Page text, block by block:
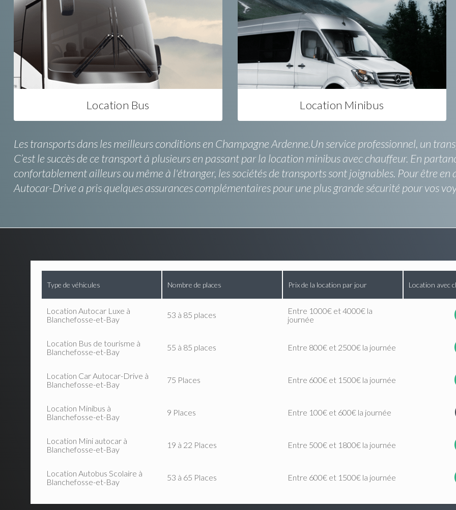
Location Bus Location Minibus
Les transports dans les meilleurs conditions en Champagne Ardenne.Un service professionnel, un
C’est le succès de ce transport à plusieurs en passant par la location minibus avec chauffeur. En
confortablement ailleurs ou même à l'étranger, les sociétés de transports sont joignables. Pour être en
Autocar-Drive a pris quelques assurances complémentaires pour une plus grande sécurité pour vos
Type de véhicules Nombre de places Prix de la location par jour Location avec
Location Autocar Luxe à
Blanchefosse-et-Bay
53 à 85 places
Entre 1000€ et 4000€ la
journée
Location Bus de tourisme à
Blanchefosse-et-Bay
55 à 85 places Entre 800€ et 2500€ la journée
Location Car Autocar-Drive à
Blanchefosse-et-Bay
75 Places Entre 600€ et 1500€ la journée
Location Minibus à
Blanchefosse-et-Bay
9 Places Entre 100€ et 600€ la journée
Location Mini autocar à
Blanchefosse-et-Bay
19 à 22 Places Entre 500€ et 1800€ la journée
Location Autobus Scolaire à
Blanchefosse-et-Bay
53 à 65 Places Entre 600€ et 1500€ la journée